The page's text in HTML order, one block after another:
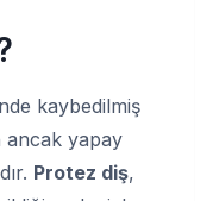
kaybedilmiş
ancak yapay
Protez diş,